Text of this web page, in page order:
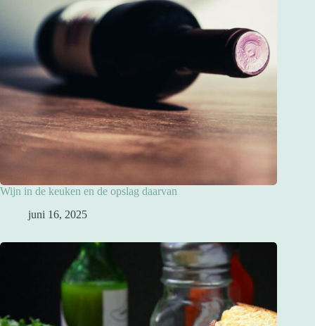
Wijn in de keuken en de opslag daarvan
juni 16, 2025